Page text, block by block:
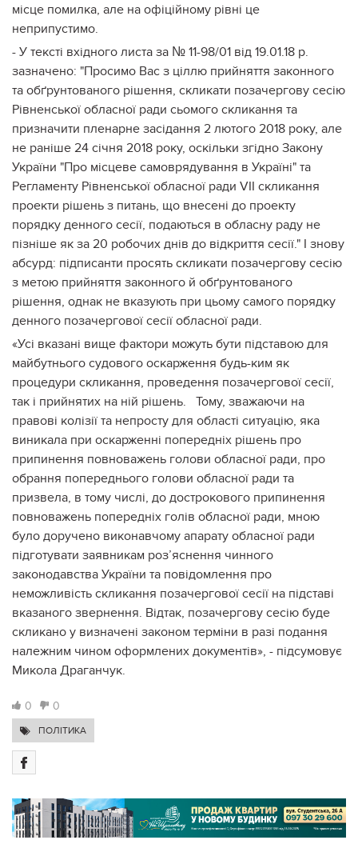
місце помилка, але на офіційному рівні це
неприпустимо.
- У тексті вхідного листа за № 11-98/01 від 19.01.18 р.
зазначено: "Просимо Вас з ціллю прийняття законного
та обґрунтованого рішення, скликати позачергову сесію
Рівненської обласної ради сьомого скликання та
призначити пленарне засідання 2 лютого 2018 року, але
не раніше 24 січня 2018 року, оскільки згідно Закону
України "Про місцеве самоврядування в Україні" та
Регламенту Рівненської обласної ради VII скликання
проекти рішень з питань, що внесені до проекту
порядку денного сесії, подаються в обласну раду не
пізніше як за 20 робочих днів до відкриття сесії." І знову
абсурд: підписанти просять скликати позачергову сесію
з метою прийняття законного й обґрунтованого
рішення, однак не вказують при цьому самого порядку
денного позачергової сесії обласної ради.
«Усі вказані вище фактори можуть бути підставою для
майбутнього судового оскарження будь-ким як
процедури скликання, проведення позачергової сесії,
так і прийнятих на ній рішень. Тому, зважаючи на
правові колізії та непросту для області ситуацію, яка
виникала при оскарженні попередніх рішень про
припинення повноважень голови обласної ради, про
обрання попереднього голови обласної ради та
призвела, в тому числі, до дострокового припинення
повноважень попередніх голів обласної ради, мною
було доручено виконавчому апарату обласної ради
підготувати заявникам роз’яснення чинного
законодавства України та повідомлення про
неможливість скликання позачергової сесії на підставі
вказаного звернення. Відтак, позачергову сесію буде
скликано у визначені законом терміни в разі подання
належним чином оформлених документів», - підсумовує
Микола Драганчук.
0 0
ПОЛІТИКА